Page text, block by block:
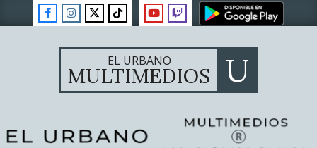
to
EL URBANO
MULTIMEDIOS U